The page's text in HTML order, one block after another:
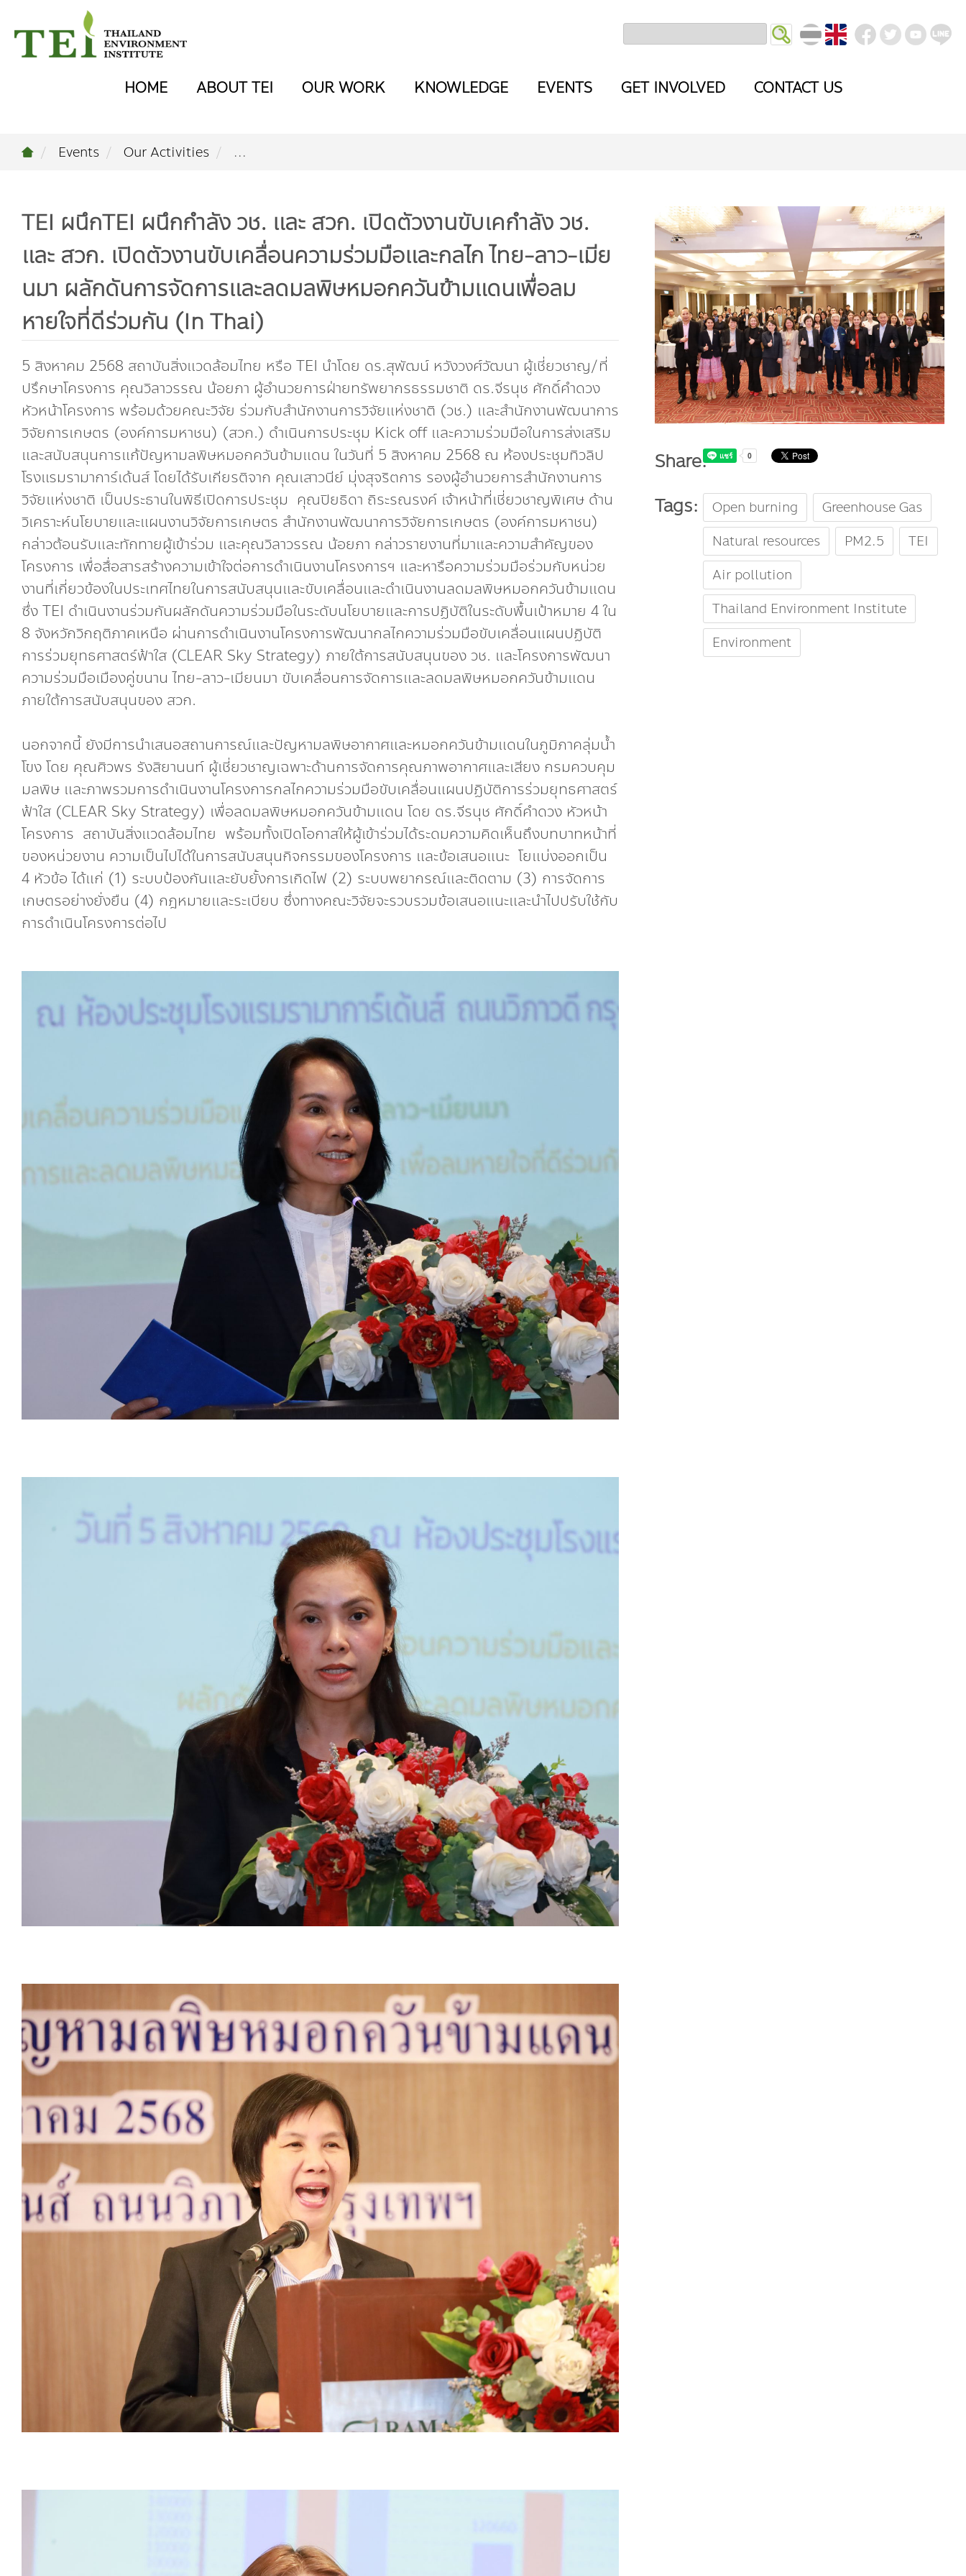
HOME ABOUT TEI OUR WORK KNOWLEDGE EVENTS GET INVOLVED CONTACT US
Events Our Activities ...
TEI ผนึกTEI ผนึกกำลัง วช. และ สวก. เปิดตัวงานขับเคกำลัง วช.
และ สวก. เปิดตัวงานขับเคลื่อนความร่วมมือและกลไก ไทย-ลาว-เมีย
นมา ผลักดันการจัดการและลดมลพิษหมอกควันข้ามแดนเพื่อลม
หายใจที่ดีร่วมกัน (In Thai)
5 สิงหาคม 2568 สถาบันสิ่งแวดล้อมไทย หรือ TEI นำโดย ดร.สุพัฒน์ หวังวงศ์วัฒนา ผู้เชี่ยวชาญ/ที่
ปรึกษาโครงการ คุณวิลาวรรณ น้อยภา ผู้อำนวยการฝ่ายทรัพยากรธรรมชาติ ดร.จีรนุช ศักดิ์คำดวง
หัวหน้าโครงการ พร้อมด้วยคณะวิจัย ร่วมกับสำนักงานการวิจัยแห่งชาติ (วช.) และสำนักงานพัฒนาการ
วิจัยการเกษตร (องค์การมหาชน) (สวก.) ดำเนินการประชุม Kick off และความร่วมมือในการส่งเสริม
และสนับสนุนการแก้ปัญหามลพิษหมอกควันข้ามแดน ในวันที่ 5 สิงหาคม 2568 ณ ห้องประชุมทิวลิป
โรงแรมรามาการ์เด้นส์ โดยได้รับเกียรติจาก คุณเสาวนีย์ มุ่งสุจริตการ รองผู้อำนวยการสำนักงานการ
วิจัยแห่งชาติ เป็นประธานในพิธีเปิดการประชุม คุณปิยธิดา ถิระรณรงค์ เจ้าหน้าที่เชี่ยวชาญพิเศษ ด้าน
วิเคราะห์นโยบายและแผนงานวิจัยการเกษตร สำนักงานพัฒนาการวิจัยการเกษตร (องค์การมหาชน)
กล่าวต้อนรับและทักทายผู้เข้าร่วม และคุณวิลาวรรณ น้อยภา กล่าวรายงานที่มาและความสำคัญของ
โครงการ เพื่อสื่อสารสร้างความเข้าใจต่อการดำเนินงานโครงการฯ และหารือความร่วมมือร่วมกับหน่วย
งานที่เกี่ยวข้องในประเทศไทยในการสนับสนุนและขับเคลื่อนและดำเนินงานลดมลพิษหมอกควันข้ามแดน
ซึ่ง TEI ดำเนินงานร่วมกันผลักดันความร่วมมือในระดับนโยบายและการปฏิบัติในระดับพื้นเป้าหมาย 4 ใน
8 จังหวักวิกฤติภาคเหนือ ผ่านการดำเนินงานโครงการพัฒนากลไกความร่วมมือขับเคลื่อนแผนปฏิบัติ
การร่วมยุทธศาสตร์ฟ้าใส (CLEAR Sky Strategy) ภายใต้การสนับสนุนของ วช. และโครงการพัฒนา
ความร่วมมือเมืองคู่ขนาน ไทย-ลาว-เมียนมา ขับเคลื่อนการจัดการและลดมลพิษหมอกควันข้ามแดน
ภายใต้การสนับสนุนของ สวก.
นอกจากนี้ ยังมีการนำเสนอสถานการณ์และปัญหามลพิษอากาศและหมอกควันข้ามแดนในภูมิภาคลุ่มน้ำ
โขง โดย คุณศิวพร รังสิยานนท์ ผู้เชี่ยวชาญเฉพาะด้านการจัดการคุณภาพอากาศและเสียง กรมควบคุม
มลพิษ และภาพรวมการดำเนินงานโครงการกลไกความร่วมมือขับเคลื่อนแผนปฏิบัติการร่วมยุทธศาสตร์
ฟ้าใส (CLEAR Sky Strategy) เพื่อลดมลพิษหมอกควันข้ามแดน โดย ดร.จีรนุช ศักดิ์คำดวง หัวหน้า
โครงการ สถาบันสิ่งแวดล้อมไทย พร้อมทั้งเปิดโอกาสให้ผู้เข้าร่วมได้ระดมความคิดเห็นถึงบทบาทหน้าที่
ของหน่วยงาน ความเป็นไปได้ในการสนับสนุนกิจกรรมของโครงการ และข้อเสนอแนะ โยแบ่งออกเป็น
4 หัวข้อ ได้แก่ (1) ระบบป้องกันและยับยั้งการเกิดไฟ (2) ระบบพยากรณ์และติดตาม (3) การจัดการ
เกษตรอย่างยั่งยืน (4) กฎหมายและระเบียบ ซึ่งทางคณะวิจัยจะรวบรวมข้อเสนอแนะและนำไปปรับใช้กับ
การดำเนินโครงการต่อไป
Share:
Tags:
Open burning
Greenhouse Gas
Natural resources
PM2.5
TEI
Air pollution
Thailand Environment Institute
Environment